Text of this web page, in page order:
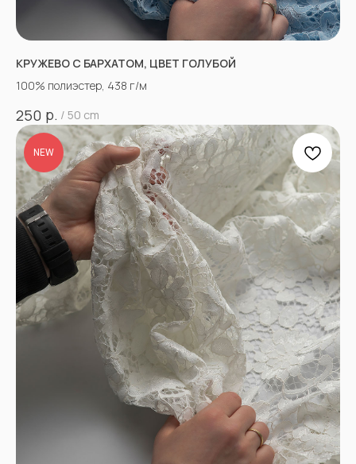
КРУЖЕВО С БАРХАТОМ, ЦВЕТ ГОЛУБОЙ
100% полиэстер, 438 г/м
250 р. / 50 cm
NEW